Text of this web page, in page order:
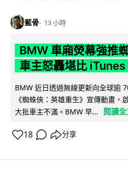
藍骨 13 小時
BMW 車廂熒幕強推
車主怒轟堪比
BMW 近日透過無線更新向全球逾
《蜘蛛俠：英雄重生》宣傳動畫，
大批車主不滿。BMW 早...
閱讀
18 分享